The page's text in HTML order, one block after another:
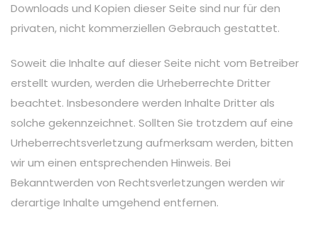
Downloads und Kopien dieser Seite sind nur für den
privaten, nicht kommerziellen Gebrauch gestattet.
Soweit die Inhalte auf dieser Seite nicht vom Betreiber
erstellt wurden, werden die Urheberrechte Dritter
beachtet. Insbesondere werden Inhalte Dritter als
solche gekennzeichnet. Sollten Sie trotzdem auf eine
Urheberrechtsverletzung aufmerksam werden, bitten
wir um einen entsprechenden Hinweis. Bei
Bekanntwerden von Rechtsverletzungen werden wir
derartige Inhalte umgehend entfernen.